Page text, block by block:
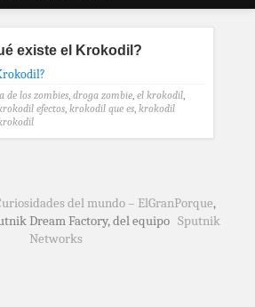
existe el Krokodil?
de los zombies, droga zombie, el krokodil,
efectos, krokodil que es, krokodil
del mundo – ElGranPorque,
Dream Factory, del equipo Sputnik
Networks